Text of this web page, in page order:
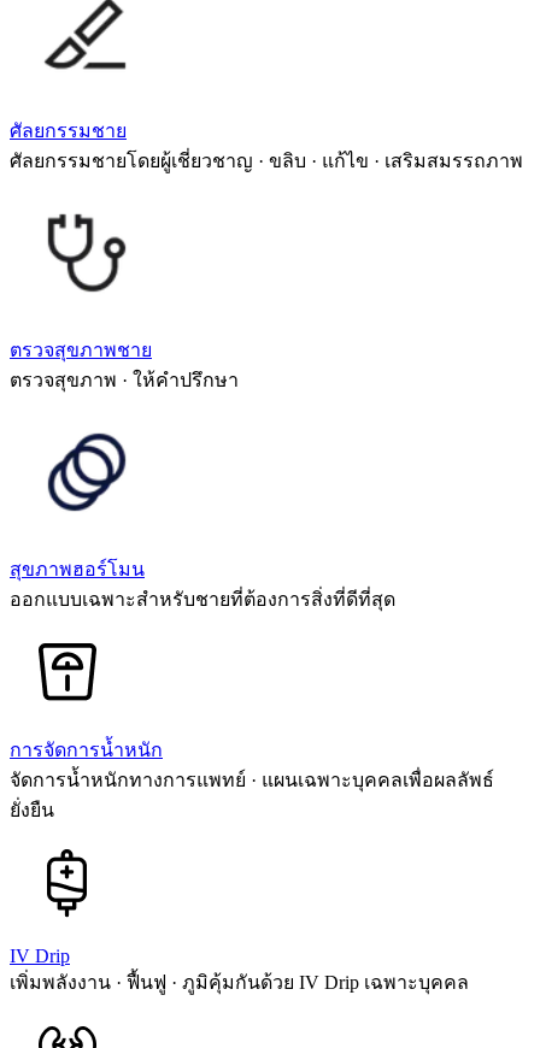
ศัลยกรรมชาย
ศัลยกรรมชายโดยผู้เชี่ยวชาญ · ขลิบ · แก้ไข · เสริมสมรรถภาพ
ตรวจสุขภาพชาย
ตรวจสุขภาพ · ให้คำปรึกษา
สุขภาพฮอร์โมน
ออกแบบเฉพาะสำหรับชายที่ต้องการสิ่งที่ดีที่สุด
การจัดการน้ำหนัก
จัดการน้ำหนักทางการแพทย์ · แผนเฉพาะบุคคลเพื่อผลลัพธ์
ยั่งยืน
IV Drip
เพิ่มพลังงาน · ฟื้นฟู · ภูมิคุ้มกันด้วย IV Drip เฉพาะบุคคล